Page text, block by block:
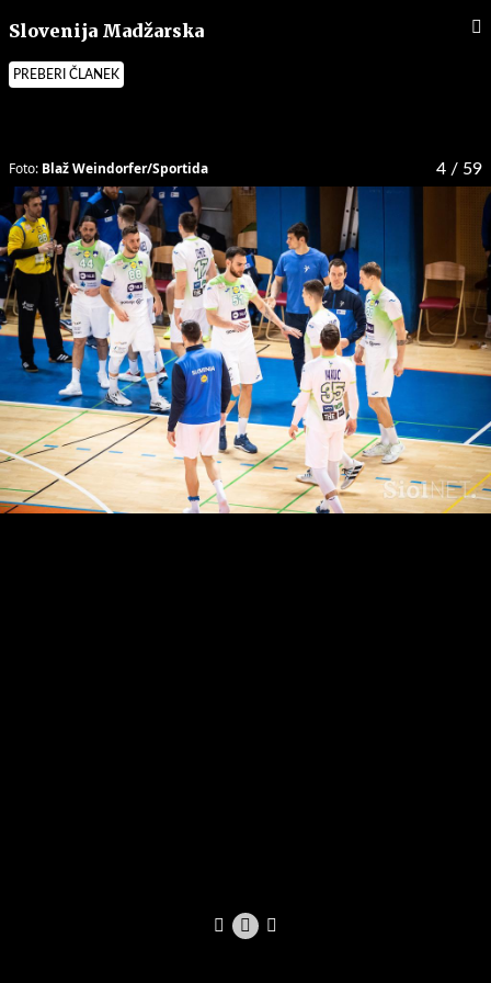
Slovenija Madžarska
PREBERI ČLANEK
4 / 59
Foto: Blaž Weindorfer/Sportida